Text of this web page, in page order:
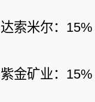
达索米尔：15%
紫金矿业：15%